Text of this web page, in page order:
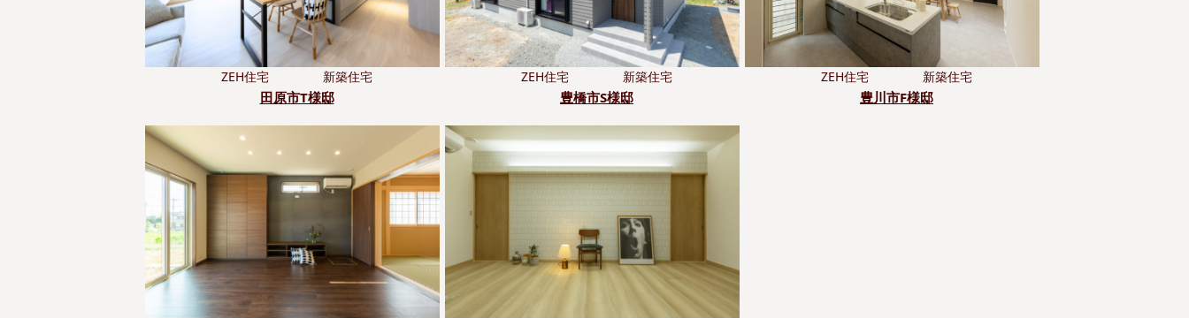
ZEH住宅 新築住宅
田原市T様邸
ZEH住宅 新築住宅
豊橋市S様邸
ZEH住宅 新築住宅
豊川市F様邸